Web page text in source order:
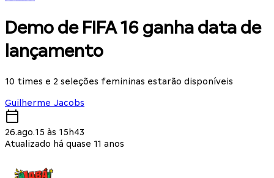
Demo de FIFA 16 ganha data de
lançamento
10 times e 2 seleções femininas estarão disponíveis
Guilherme Jacobs
26.ago.15 às 15h43
Atualizado há quase 11 anos